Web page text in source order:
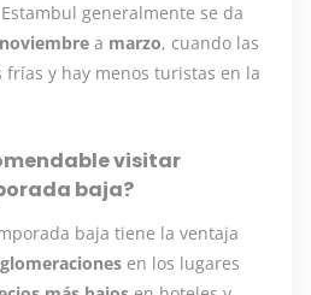
generalmente se da
noviembre a marzo, cuando las
y hay menos turistas en la
visitar
baja?
baja tiene la ventaja
en los lugares